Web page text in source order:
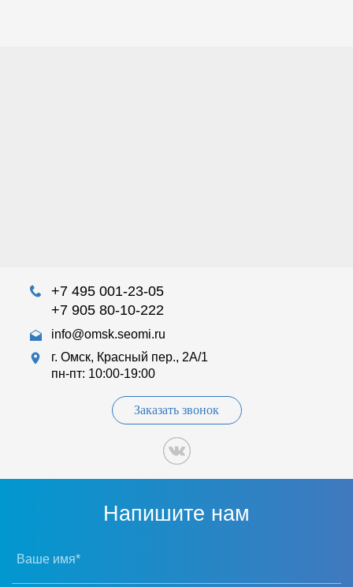
+7 495 001-23-05
+7 905 80-10-222
info@omsk.seomi.ru
г. Омск, Красный пер., 2А/1
пн-пт: 10:00-19:00
Заказать звонок
Напишите нам
Ваше имя*